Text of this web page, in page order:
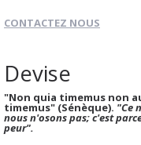
CONTACTEZ NOUS
Devise
"Non quia timemus non
timemus" (Sénèque). "Ce
nous n'osons pas; c'est
peur".